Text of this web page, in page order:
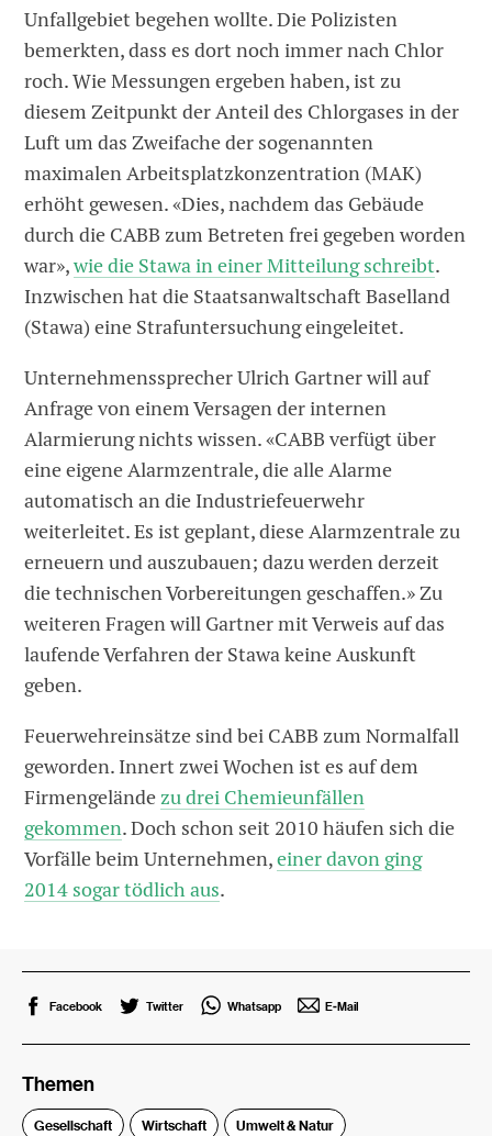
Unfallgebiet begehen wollte. Die Polizisten
bemerkten, dass es dort noch immer nach Chlor
roch. Wie Messungen ergeben haben, ist zu
diesem Zeitpunkt der Anteil des Chlorgases in der
Luft um das Zweifache der sogenannten
maximalen Arbeitsplatzkonzentration (MAK)
erhöht gewesen. «Dies, nachdem das Gebäude
durch die CABB zum Betreten frei gegeben worden
war»,wie die Stawa in einer Mitteilung schreibt.
Inzwischen hat die Staatsanwaltschaft Baselland
(Stawa) eine Strafuntersuchung eingeleitet.
Unternehmenssprecher Ulrich Gartner will auf
Anfrage von einem Versagen der internen
Alarmierung nichts wissen. «CABB verfügt über
eine eigene Alarmzentrale, die alle Alarme
automatisch an die Industriefeuerwehr
weiterleitet. Es ist geplant, diese Alarmzentrale zu
erneuern und auszubauen; dazu werden derzeit
die technischen Vorbereitungen geschaffen.» Zu
weiteren Fragen will Gartner mit Verweis auf das
laufende Verfahren der Stawa keine Auskunft
geben.
Feuerwehreinsätze sind bei CABB zum Normalfall
geworden. Innert zwei Wochen ist es auf dem
Firmengelände zu drei Chemieunfällen
gekommen. Doch schon seit 2010 häufen sich die
Vorfälle beim Unternehmen,einer davon ging
2014 sogar tödlich aus.
Facebook Twitter Whatsapp E-Mail
Themen
Gesellschaft Wirtschaft Umwelt & Natur